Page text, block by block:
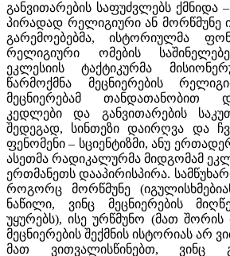
განვითარების საფუძვლებს ქმნიდა
პირადად რელიგიური ან მორწმუნე
გარემოებებმა, ისტორიულმა
რელიგიური ომების
ეკლესიის ტაქტიკურმა
წარმოქმნა მეცნიერების
მეცნიერებამ თანდათანობით
კედლები და განვითარების
შედეგად, სინთეზი დაირღვა და
ფენომენი – სციენტიზმი, ანუ
ასეთმა რადიკალურმა მიდგომამ
ერთმანეთს დააპირისპირა.
როგორც მორწმუნე
ნაწილი, ვინც მეცნიერების
უყურებს), ისე ურწმუნო (მათ შორის
მეცნიერების შექმნის ისტორიას არ
მათ ვითვალისწინებთ, ვინც